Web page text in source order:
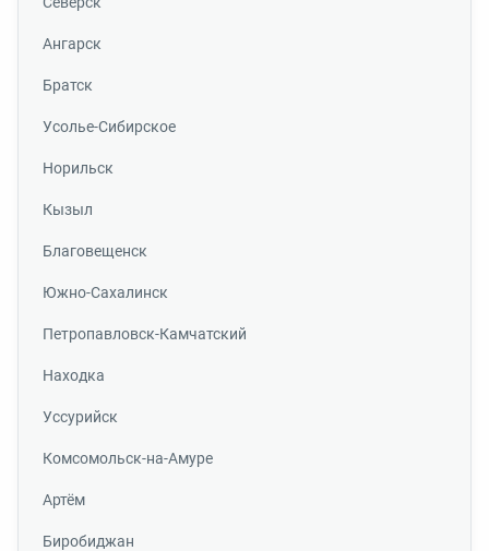
Ангарск
Братск
Усолье-Сибирское
Норильск
Кызыл
Благовещенск
Южно-Сахалинск
Петропавловск-Камчатский
Находка
Уссурийск
Комсомольск-на-Амуре
Артём
Биробиджан